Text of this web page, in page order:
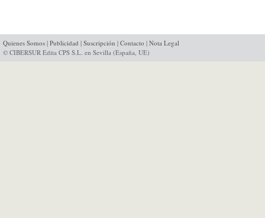
Quienes Somos | Publicidad | Suscripción | Contacto | Nota Legal
© CIBERSUR Edita CPS S.L. en Sevilla (España, UE)